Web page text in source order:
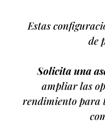
Estas
de
Solicita una
ampliar las
rendimiento para